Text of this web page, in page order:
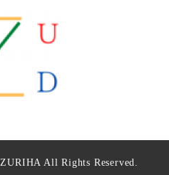
All Rights Reserved.